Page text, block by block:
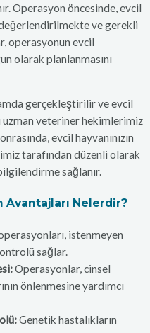
Operasyon öncesinde, evcil
değerlendirilmekte ve gerekli
operasyonun evcil
olarak planlanmasını
gerçekleştirilir ve evcil
uzman veteriner hekimlerimiz
evcil hayvanınızın
tarafından düzenli olarak
sağlanır.
Avantajları Nelerdir?
istenmeyen
sağlar.
Operasyonlar, cinsel
önlenmesine yardımcı
Genetik hastalıkların